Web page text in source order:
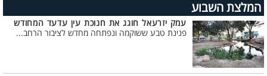
המלצת השבוע
עמק יזרעאל חוגג את חנוכת עין עדעד המחודש
פנינת טבע ששוקמה ונפתחה מחדש לציבור הרחב...